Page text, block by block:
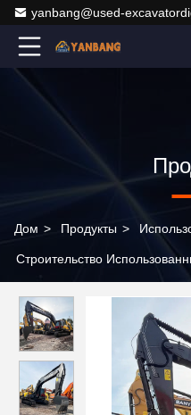
yanbang@used-
Дом > Продукты >
Строительство